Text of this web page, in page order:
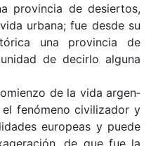
provincia de desiertos,
urbana; fue desde su
una provincia de
de decirlo alguna
de la vida argen­
fenómeno civili­zador y
euro­peas y puede
de que fue la